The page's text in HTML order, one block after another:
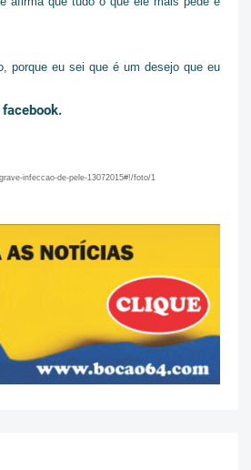
porque eu sei que é um desejo que eu
infeccao-de-pele-13072015#!/foto/1